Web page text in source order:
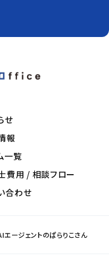
せ
報
一覧
費用 / 相談フロー
合わせ
エージェントのぱらりこさん